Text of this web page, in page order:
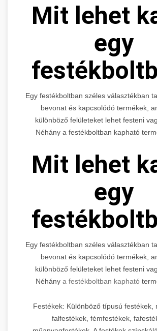
Mit lehet
egy
Egy festékboltban széles választékban
bevonat és kapcsolódó termékek,
különböző felületeket lehet festeni
Néhány a festékboltban kapható
Mit lehet
egy
Egy festékboltban széles választékban
bevonat és kapcsolódó termékek,
különböző felületeket lehet festeni
Néhány a festékboltban kapható
Festékek: Különböző típusú festékek,
falfestékek, fémfestékek,